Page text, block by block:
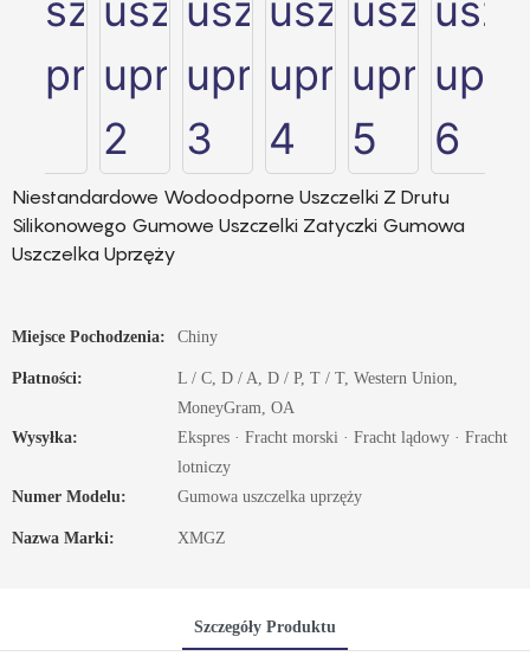
Niestandardowe Wodoodporne Uszczelki Z Drutu
Silikonowego Gumowe Uszczelki Zatyczki Gumowa
Uszczelka Uprzęży
Miejsce Pochodzenia: Chiny
Płatności:
L / C, D / A, D / P, T / T, Western Union,
MoneyGram, OA
Wysyłka:
Ekspres · Fracht morski · Fracht lądowy · Fracht
lotniczy
Numer Modelu:
Gumowa uszczelka uprzęży
Nazwa Marki: XMGZ
Szczegóły Produktu